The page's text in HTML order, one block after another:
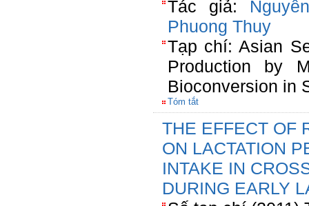
Tác giả:
Phuong Thuy
Tạp chí: Asian
Production by
Bioconversion in
Tóm tắt
THE EFFECT OF
ON LACTATION
INTAKE IN
DURING EARLY